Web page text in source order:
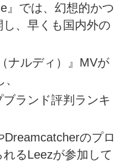
』では、幻想的かつ
、早くも国内外の
ナルディ）』MVが
ランド評判ランキ
のプロ
るLeezが参加して